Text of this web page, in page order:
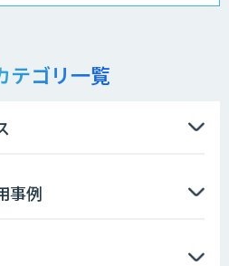
テゴリ一覧
事例